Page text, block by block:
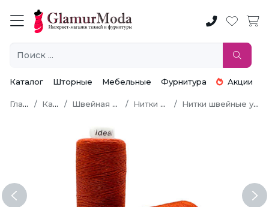
Каталог Шторные Мебельные Фурнитура Акции
Главная Каталог Швейная фурнитура Нитки швейные Нитки швейные универсальные
Previous